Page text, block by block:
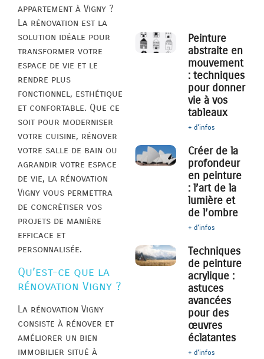
appartement à Vigny ?
La rénovation est la
solution idéale pour
transformer votre
espace de vie et le
rendre plus
fonctionnel, esthétique
et confortable. Que ce
soit pour moderniser
votre cuisine, rénover
votre salle de bain ou
agrandir votre espace
de vie, la rénovation
Vigny vous permettra
de concrétiser vos
projets de manière
efficace et
personnalisée.
Qu’est-ce que la
rénovation Vigny ?
La rénovation Vigny
consiste à rénover et
améliorer un bien
immobilier situé à
Peinture
abstraite en
mouvement
: techniques
pour donner
vie à vos
tableaux
+ d'infos
Créer de la
profondeur
en peinture
: l’art de la
lumière et
de l’ombre
+ d'infos
Techniques
de peinture
acrylique :
astuces
avancées
pour des
œuvres
éclatantes
+ d'infos